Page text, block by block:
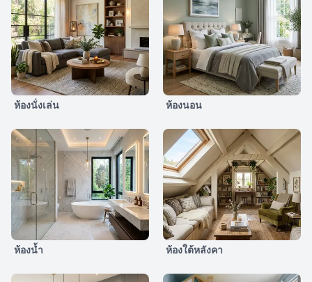
ห้องนั่งเล่น ห้องนอน
ห้องน้ำ ห้องใต้หลังคา